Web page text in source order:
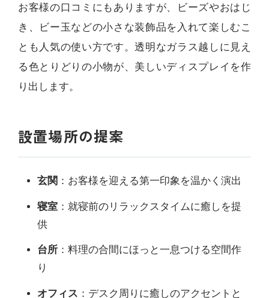
お客様の口コミにもありますが、ビーズやおはじ
き、ビー玉などの小さな装飾品を入れて楽しむこ
とも人気の使い方です。透明なガラス越しに見え
る色とりどりの小物が、美しいディスプレイを作
り出します。
設置場所の提案
玄関 ：お客様を迎える第一印象を温かく演出
寝室 ：就寝前のリラックスタイムに癒しを提
供
台所 ：料理の合間にほっと一息つける空間作
り
オフィス ：デスク周りに癒しのアクセントと